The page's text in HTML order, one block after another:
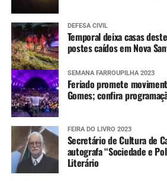
DEFESA CIVIL
Temporal deixa casas
postes caídos em Nova
SEMANA FARROUPILHA 2023
Feriado promete
Gomes; confira
FEIRA DO LIVRO 2023
Secretário de Cultura de
autografa “Sociedade e
Literário